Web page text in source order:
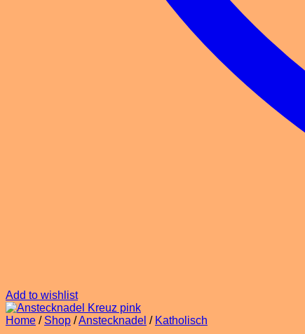
Add to wishlist
Home / Shop /Anstecknadel / Katholisch